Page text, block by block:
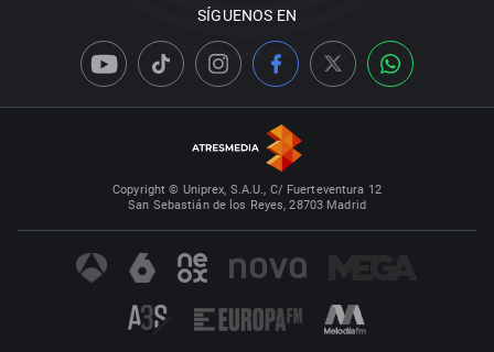
SÍGUENOS EN
Copyright © Uniprex, S.A.U., C/ Fuerteventura 12
San Sebastián de los Reyes, 28703 Madrid